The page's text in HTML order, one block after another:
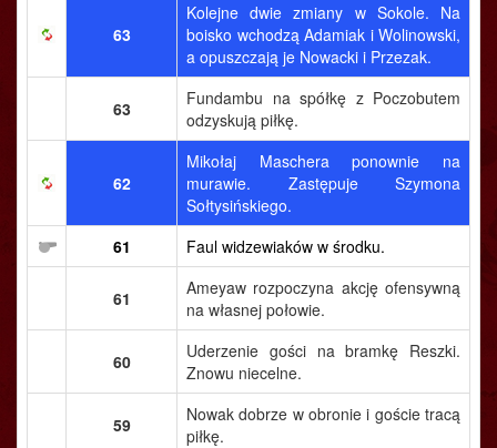
63
Kolejne dwie zmiany w Sokole. Na
boisko wchodzą Adamiak i Wolinowski,
a opuszczają je Nowacki i Przezak.
63
Fundambu na spółkę z Poczobutem
odzyskują piłkę.
62
Mikołaj Maschera ponownie na
murawie. Zastępuje Szymona
Sołtysińskiego.
61
Faul widzewiaków w środku.
61
Ameyaw rozpoczyna akcję ofensywną
na własnej połowie.
60
Uderzenie gości na bramkę Reszki.
Znowu niecelne.
59
Nowak dobrze w obronie i goście tracą
piłkę.